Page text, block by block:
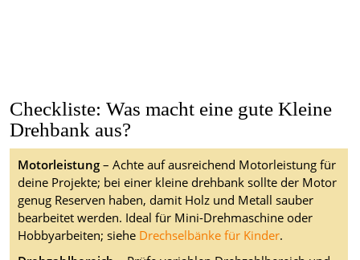
Checkliste: Was macht eine gute Kleine
Drehbank aus?
Motorleistung– Achte auf ausreichend Motorleistung für
deine Projekte; bei einer kleine drehbank sollte der Motor
genug Reserven haben, damit Holz und Metall sauber
bearbeitet werden. Ideal für Mini-Drehmaschine oder
Hobbyarbeiten; siehe Drechselbänke für Kinder.